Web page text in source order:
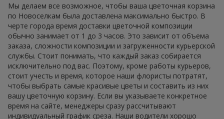
Мы делаем все возможное, чтобы ваша цветочная корзина
по Новоселкам была доставлена максимально быстро. В
черте города время доставки цветочной композиции
обычно занимает от 1 до 3 часов. Это зависит от объема
заказа, сложности композиции и загруженности курьерской
службы. Стоит понимать, что каждый заказ собирается
исключительно под вас. Поэтому, кроме работы курьеров,
стоит учесть и время, которое наши флористы потратят,
чтобы выбрать самые красивые цветы и составить из них
вашу цветочную корзину. Если вы указываете конкретное
время на сайте, менеджеры сразу рассчитывают
индивидуальный график среза. Наши водители хорошо